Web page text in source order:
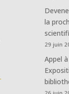
la
29 juin
Appel